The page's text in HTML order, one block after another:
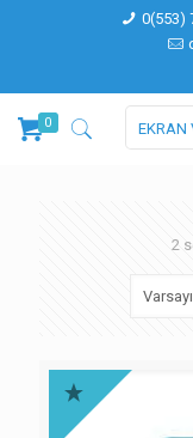
0(553)
0 EKRAN
2